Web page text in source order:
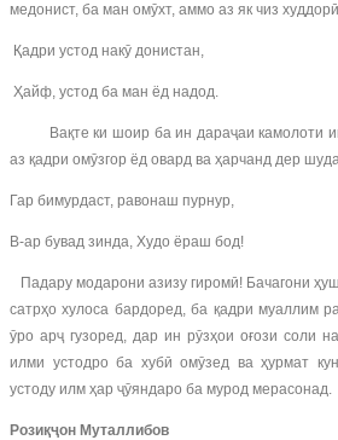
медонист, ба ман омӯхт, аммо аз як чиз
Қадри устод накӯ донистан,
Ҳайф, устод ба ман ёд надод.
Вақте ки шоир ба ин дараҷаи камолоти
аз қадри омӯзгор ёд овард ва ҳарчанд дер
Гар бимурдаст, равонаш пурнур,
В-ар бувад зинда, Худо ёраш бод!
Падару модарони азизу гиромӣ! Бачагони
сатрҳо хулоса бардоред, ба қадри муаллим
ӯро арҷ гузоред, дар ин рӯзҳои оғози соли
илми устодро ба хубӣ омӯзед ва ҳурмат
устоду илм ҳар ҷӯяндаро ба мурод мерасонад.
Розиқҷон Муталлибов